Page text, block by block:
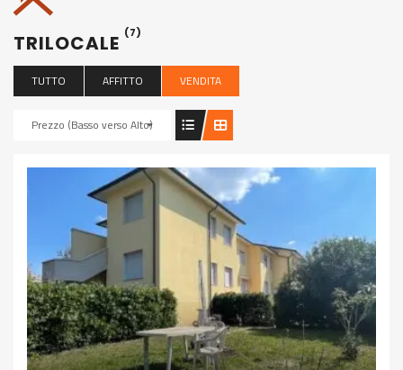
TRILOCALE (7)
TUTTO AFFITTO VENDITA
Prezzo (Basso verso Alto)